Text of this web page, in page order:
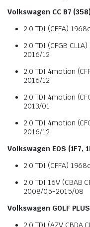
Volkswagen CC B7
2.0 TDI (CFFA)
2.0 TDI (CFGB
2016/12
2.0 TDI 4motion
2016/12
2.0 TDI 4motion
2013/01
2.0 TDI 4motion
2016/12
Volkswagen EOS (1F7,
2.0 TDI (CFFA)
2.0 TDI 16V (CBAB
2008/05-2015/08
Volkswagen GOLF
2.0 TDI (AZV CBDA